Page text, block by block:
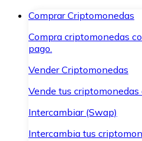
Comprar Criptomonedas
Compra criptomonedas
pago.
Vender Criptomonedas
Vende tus criptomonedas
Intercambiar (Swap)
Intercambia tus